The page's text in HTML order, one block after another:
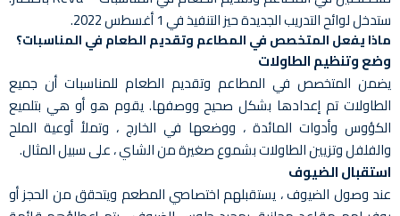
ستدخل لوائح التدريب الجديدة حيز التنفيذ في 1 أغسطس 2022.
ماذا يفعل المتخصص في المطاعم وتقديم الطعام في المناسبات؟
وضع وتنظيم الطاولات
يضمن المتخصص في المطاعم وتقديم الطعام للمناسبات أن جميع
الطاولات تم إعدادها بشكل صحيح ووصفها. يقوم هو أو هي بتلميع
الكؤوس وأدوات المائدة ، ووضعها في الخارج ، وتملأ أوعية الملح
والفلفل وتزيين الطاولات بشموع صغيرة من الشاي ، على سبيل المثال.
استقبال الضيوف
عند وصول الضيوف ، يستقبلهم اختصاصي المطعم ويتحقق من الحجز أو